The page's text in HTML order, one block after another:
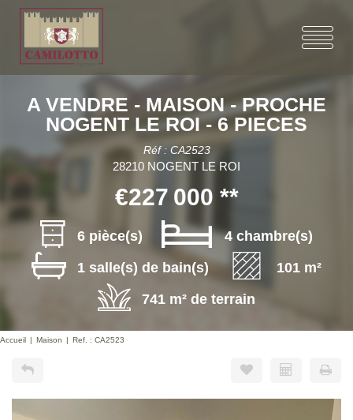
A VENDRE - MAISON - PROCHE
NOGENT LE ROI - 6 PIECES
Réf : CA2523
28210 NOGENT LE ROI
€227 000 **
6 pièce(s)
4 chambre(s)
1 salle(s) de bain(s)
101 m²
741 m² de terrain
Accueil Maison Ref. : CA2523